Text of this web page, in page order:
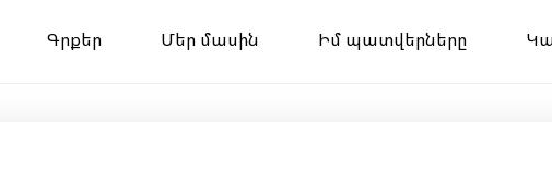
Գրքեր Մեր մասին Իմ պատվերները